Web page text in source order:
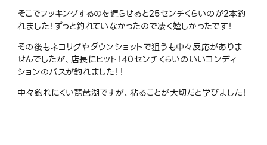
そこでフッキングするのを遅らせると25センチくらいのが2本釣
れました！ずっと釣れていなかったので凄く嬉しかったです！
その後もネコリグやダウンショットで狙うも中々反応がありま
せんでしたが、店長にヒット！40センチくらいのいいコンディ
ションのバスが釣れました！！
中々釣れにくい琵琶湖ですが、粘ることが大切だと学びました！